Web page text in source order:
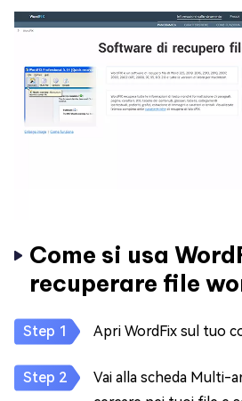
Come si usa
recuperare file
Apri WordFix sul tuo
Vai alla scheda Multi-